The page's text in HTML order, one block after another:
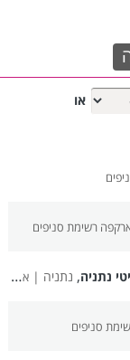
או
רשימת סניפים
נתניה, נתניה |ארקפה רשימת סניפים
סניפים